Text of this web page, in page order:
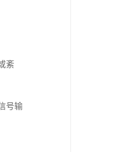
紊
号输